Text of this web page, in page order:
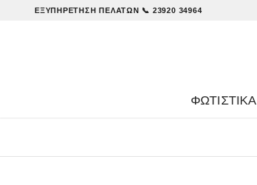
ΕΞΥΠΗΡΈΤΗΣΗ ΠΕΛΑΤΏΝ 📞 23920 34964
ΦΩΤΙΣΤΙΚΑ